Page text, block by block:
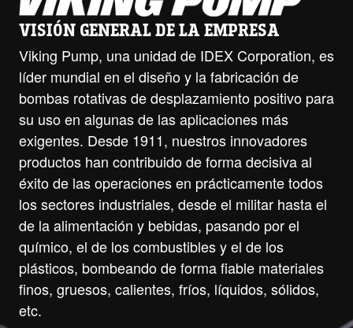
VISIÓN GENERAL DE LA EMPRESA
Viking Pump, una unidad de IDEX Corporation, es
líder mundial en el diseño y la fabricación de
bombas rotativas de desplazamiento positivo para
su uso en algunas de las aplicaciones más
exigentes. Desde 1911, nuestros innovadores
productos han contribuido de forma decisiva al
éxito de las operaciones en prácticamente todos
los sectores industriales, desde el militar hasta el
de la alimentación y bebidas, pasando por el
químico, el de los combustibles y el de los
plásticos, bombeando de forma fiable materiales
finos, gruesos, calientes, fríos, líquidos, sólidos,
etc.